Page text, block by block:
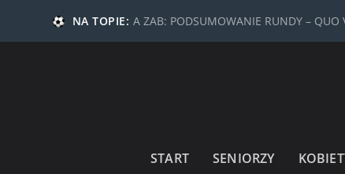
NA TOPIE: A ZAB: PODSUMOWANIE RUNDY – QUO
START SENIORZY